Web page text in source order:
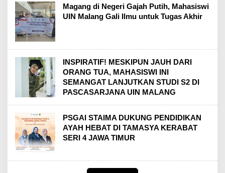
Magang di Negeri Gajah Putih, Mahasiswi
UIN Malang Gali Ilmu untuk Tugas Akhir
INSPIRATIF! MESKIPUN JAUH DARI
ORANG TUA, MAHASISWI INI
SEMANGAT LANJUTKAN STUDI S2 DI
PASCASARJANA UIN MALANG
PSGAI STAIMA DUKUNG PENDIDIKAN
AYAH HEBAT DI TAMASYA KERABAT
SERI 4 JAWA TIMUR